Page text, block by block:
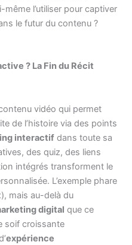
l’utiliser pour captiver
le futur du contenu ?
? La Fin du Récit
vidéo qui permet
de l’histoire via des points
interactif dans toute sa
des quiz, des liens
intégrés transforment le
L’exemple phare
mais au-delà du
digital que ce
soif croissante
expérience